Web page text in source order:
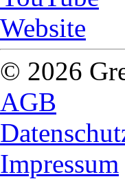
Website
© 2026
AGB
Impressum